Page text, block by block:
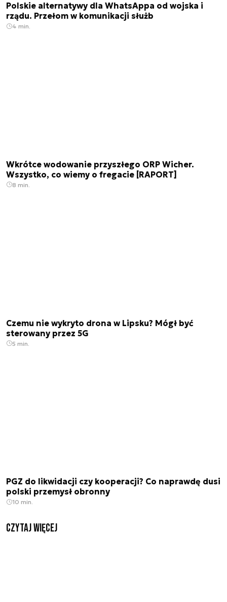
Polskie alternatywy dla WhatsAppa od wojska i
rządu. Przełom w komunikacji służb
4 min.
Wkrótce wodowanie przyszłego ORP Wicher.
Wszystko, co wiemy o fregacie [RAPORT]
8 min.
Czemu nie wykryto drona w Lipsku? Mógł być
sterowany przez 5G
5 min.
PGZ do likwidacji czy kooperacji? Co naprawdę dusi
polski przemysł obronny
10 min.
czytaj więcej